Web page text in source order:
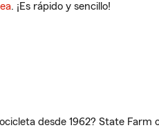
. ¡Es rápido y sencillo!
desde 1962? State